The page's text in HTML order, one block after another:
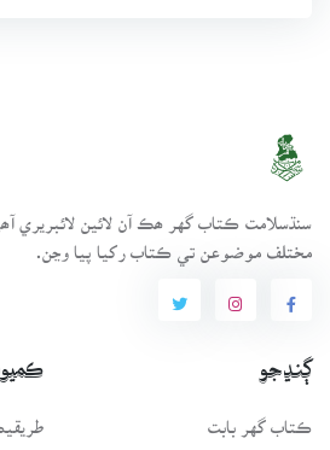
مختلف موضوعن تي ڪتاب رکيا پيا وڃن.
ڳنڍجو
ڪتاب گهر بابت